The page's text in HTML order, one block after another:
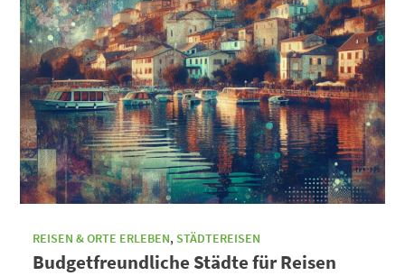
REISEN & ORTE ERLEBEN, STÄDTEREISEN
Budgetfreundliche Städte für Reisen